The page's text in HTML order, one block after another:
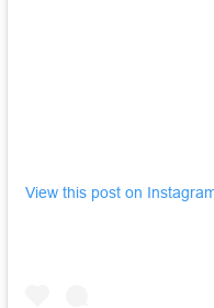
View this post on